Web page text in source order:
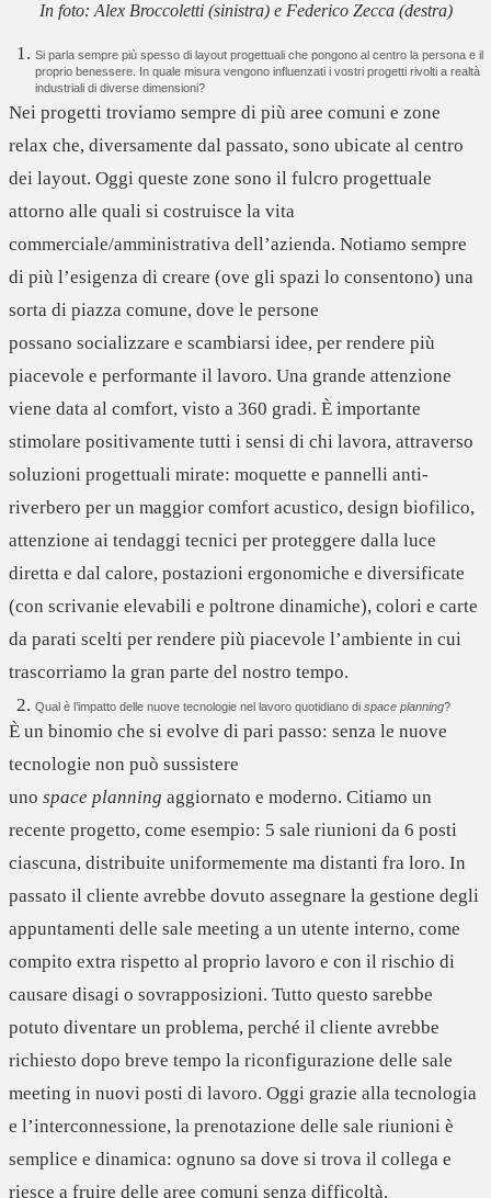
In foto: Alex Broccoletti (sinistra) e Federico Zecca (destra)
Si parla sempre più spesso di layout progettuali che pongono al centro la persona e il
proprio benessere. In quale misura vengono influenzati i vostri progetti rivolti a realtà
industriali di diverse dimensioni?
Nei progetti troviamo sempre di più aree comuni e zone
relaxche, diversamente dal passato, sono ubicate al centro
dei layout. Oggi queste zone sono il fulcro progettuale
attorno alle quali si costruisce la vita
commerciale/amministrativa dell’azienda. Notiamo sempre
di più l’esigenza di creare (ove gli spazi lo consentono) una
sorta dipiazza comune, dove le persone
possano socializzare e scambiarsi idee, per rendere più
piacevole e performante il lavoro. Una grande attenzione
viene data al comfort, visto a 360 gradi. È importante
stimolare positivamente tutti i sensi di chi lavora, attraverso
soluzioni progettuali mirate: moquette e pannelli anti-
riverbero per un maggior comfort acustico, design biofilico,
attenzione ai tendaggi tecnici per proteggere dalla luce
diretta e dal calore, postazioni ergonomiche e diversificate
(con scrivanie elevabili e poltrone dinamiche), colori e carte
da parati scelti per rendere più piacevole l’ambiente in cui
trascorriamo la gran parte del nostro tempo.
Qual è l’impatto delle nuove tecnologie nel lavoro quotidiano di space planning?
È un binomio che si evolve di pari passo: senza le nuove
tecnologie non può sussistere
uno space planning aggiornato e moderno. Citiamo un
recente progetto, come esempio: 5 sale riunioni da 6 posti
ciascuna, distribuite uniformemente ma distanti fra loro. In
passato il cliente avrebbe dovuto assegnare la gestione degli
appuntamenti delle sale meeting a un utente interno, come
compito extra rispetto al proprio lavoro e con il rischio di
causare disagi o sovrapposizioni. Tutto questo sarebbe
potuto diventare un problema, perché il cliente avrebbe
richiesto dopo breve tempo la riconfigurazione delle sale
meeting in nuovi posti di lavoro. Oggi grazie alla tecnologia
e l’interconnessione, la prenotazione delle sale riunioni è
semplice e dinamica: ognuno sa dove si trova il collega e
riesce a fruire delle aree comuni senza difficoltà.